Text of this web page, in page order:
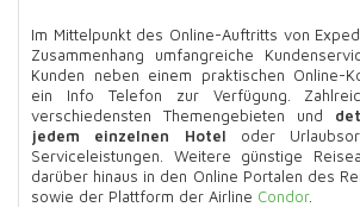
Im Mittelpunkt des Online-Auftritts von
Zusammenhang umfangreiche
Kunden neben einem praktischen Online-
ein Info Telefon zur Verfügung.
verschiedensten Themengebieten und
jedem einzelnen Hotel oder
Serviceleistungen. Weitere günstige
darüber hinaus in den Online Portalen des
sowie der Plattform der Airline Condor.